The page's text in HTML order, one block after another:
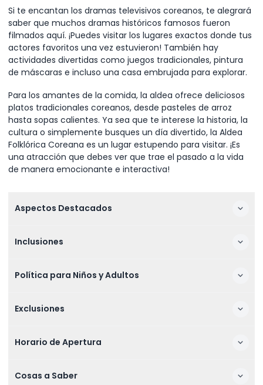
Si te encantan los dramas televisivos coreanos, te alegrará
saber que muchos dramas históricos famosos fueron
filmados aquí. ¡Puedes visitar los lugares exactos donde tus
actores favoritos una vez estuvieron! También hay
actividades divertidas como juegos tradicionales, pintura
de máscaras e incluso una casa embrujada para explorar.
Para los amantes de la comida, la aldea ofrece deliciosos
platos tradicionales coreanos, desde pasteles de arroz
hasta sopas calientes. Ya sea que te interese la historia, la
cultura o simplemente busques un día divertido, la Aldea
Folklórica Coreana es un lugar estupendo para visitar. ¡Es
una atracción que debes ver que trae el pasado a la vida
de manera emocionante e interactiva!
Aspectos Destacados
Inclusiones
Política para Niños y Adultos
Exclusiones
Horario de Apertura
Cosas a Saber